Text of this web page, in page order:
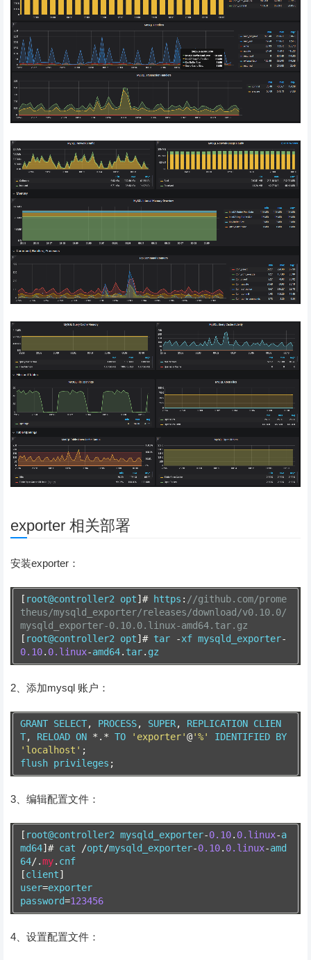
exporter 相关部署
安装exporter：
[ root@controller2 opt]# https : //github.com/prome
theus/mysqld_exporter/releases/download/v0.10.0/
mysqld_exporter-0.10.0.linux-amd64.tar.gz
[ root@controller2 opt]# tar -xf mysqld_exporter-
0.10. 0.linux-amd64. tar. gz
2、添加mysql 账户：
GRANT SELECT, PROCESS, SUPER, REPLICATION CLIEN
T, RELOAD ON *.* TO 'exporter'@'%'
IDENTIFIED BY
'localhost' ;
flush privileges ;
3、编辑配置文件：
[ root@controller2 mysqld_exporter-0.10. 0.linux-a
md64]# cat /opt/mysqld_exporter-0.10. 0.linux-amd
64/.my. cnf
[client]
user=exporter
password=123456
4、设置配置文件：